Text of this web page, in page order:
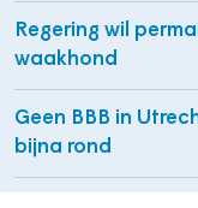
Regering wil
waakhond
Geen BBB in
bijna rond